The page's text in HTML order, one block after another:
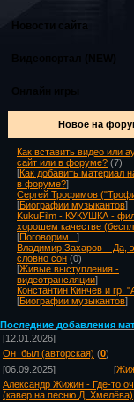
Новости сайта
Новое на
Как вставить видео или
сайт или в форуме? (7)
[Как добавить материал
в форуме?]
Сергей Трофимов
[Биографии музыкантов]
KukuFilm - КУКУШКА -
хорошем качестве
[Поговорим... ]
Владимир Захаров – Да,
словно сон (0)
[Живые выступления -
видеотрансляции]
Константин Кинчев и гр.
[Биографии музыкантов]
Последние добавления
[12.01.2026]
Он_был (авторская) (0)
[06.09.2025]
[
Александр Жижин - Где-то
(кавер на песню Д. Хмелёва)